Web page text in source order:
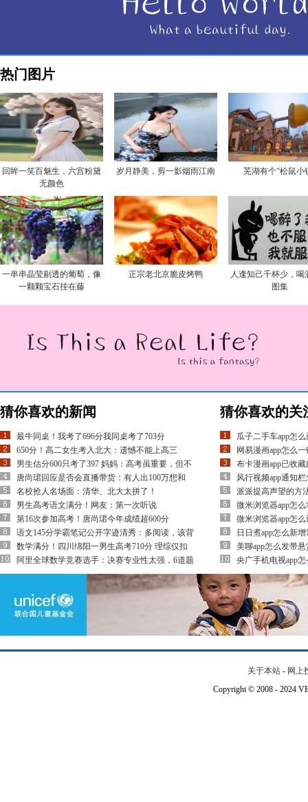
热门图片
回眸一笑百魅生，六宫粉黛
无颜色
岁月静美，剪一影烟雨江南 芜湖有个“松鼠小
一串串晶莹剔透的葡萄，像
一颗颗宝石挂在藤
正宗老北京脆皮烤鸭
人逢知己千杯少，喝
图集
猜你喜欢的新闻
最牛同桌！我考了696分我同桌考了703分
650分！高二女生考入北大：遗憾不能上高三
男生估分600只考了397 妈妈：高考虽重要，但不
唐尚珺回应是否会直播带货：有人出100万想和
名校抢人名场面：清华、北大太拼了！
男生高考语文满分！网友：第一次听说
第16次参加高考！唐尚珺今年成绩超600分
语文145分学霸笔记公开字迹清秀：多阅读，该背
数学满分！四川绵阳一男生高考710分 理综仅扣
阿里全球数学竞赛选手：决赛专业性太强，6道题
猜你喜欢的关
瓜子二手车app怎
网易漫画app怎么
布卡漫画app已收
风行视频app通知
派派提高声望的方
微米浏览器app怎
微米浏览器app怎
日日煮app怎么新
美聊app怎么发带
央广手机电视app
关于本站 - 网上
Copyright © 2008 - 2024